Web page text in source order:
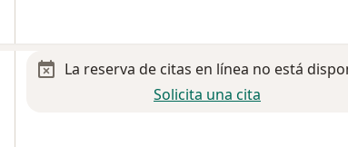
La reserva de citas en línea no está
Solicita una cita